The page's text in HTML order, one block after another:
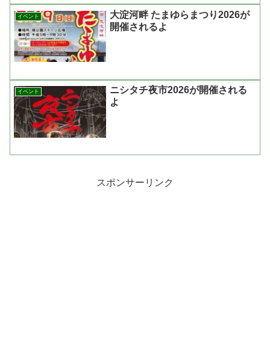
イベント
大淀河畔 たまゆらまつり2026が
開催されるよ
イベント
ニシタチ夜市2026が開催される
よ
スポンサーリンク